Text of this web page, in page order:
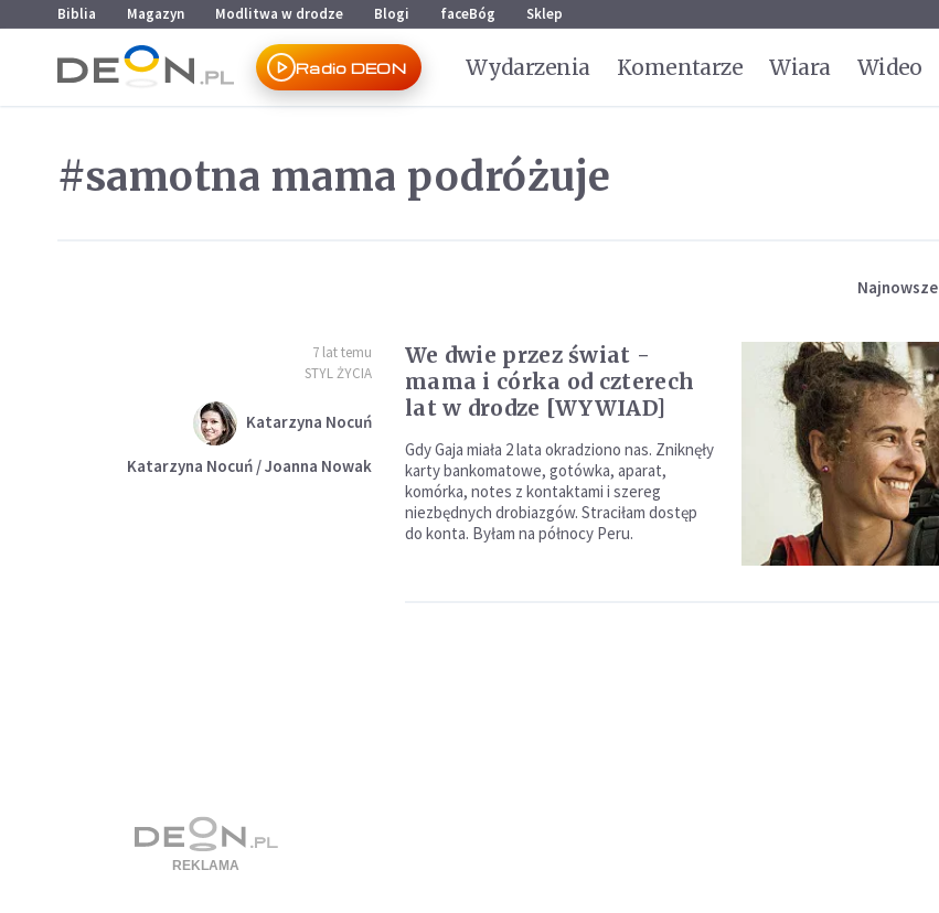
Przejdź do menu głównego
Przejdź do treści
Biblia Magazyn Modlitwa w drodze Blogi faceBóg Sklep
Radio DEON Wydarzenia Komentarze Wiara Wideo
#samotna mama podróżuje
Najnowsze
7 lat temu
STYL ŻYCIA
Katarzyna Nocuń
Katarzyna Nocuń / Joanna Nowak
We dwie przez świat -
mama i córka od czterech
lat w drodze [WYWIAD]
Gdy Gaja miała 2 lata okradziono nas. Zniknęły
karty bankomatowe, gotówka, aparat,
komórka, notes z kontaktami i szereg
niezbędnych drobiazgów. Straciłam dostęp
do konta. Byłam na północy Peru.